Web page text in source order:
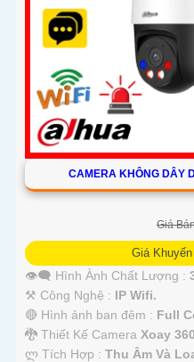
CAMERA KHÔNG DÂY
Giá
Giá
👁️‍🗨 Hình Ành Chất Lượng :
⚒ Công Nghệ : IP Wifi.
🔴 Hình ảnh ban đêm : Full
🐉️ Thiết Kế Camera Xoay
️ლ Tích Hợp : Thu Âm Và